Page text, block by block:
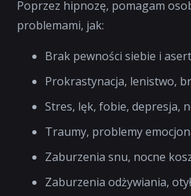
Poprzez hipnozę, pomagam
problemami, jak:
Brak pewności siebie i
Prokrastynacja, lenistwo,
Stres, lęk, fobie, depresja,
Traumy, problemy
Zaburzenia snu, nocne
Zaburzenia odżywiania,